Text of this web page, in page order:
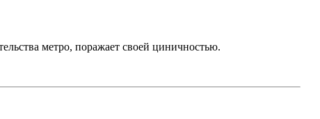
метро, поражает своей циничностью.